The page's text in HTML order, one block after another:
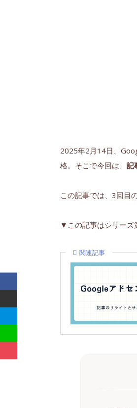
2025年2月14日、
格。そこで今回は、 記
この記事では、3回目
▼この記事はシリーズ
関連記事